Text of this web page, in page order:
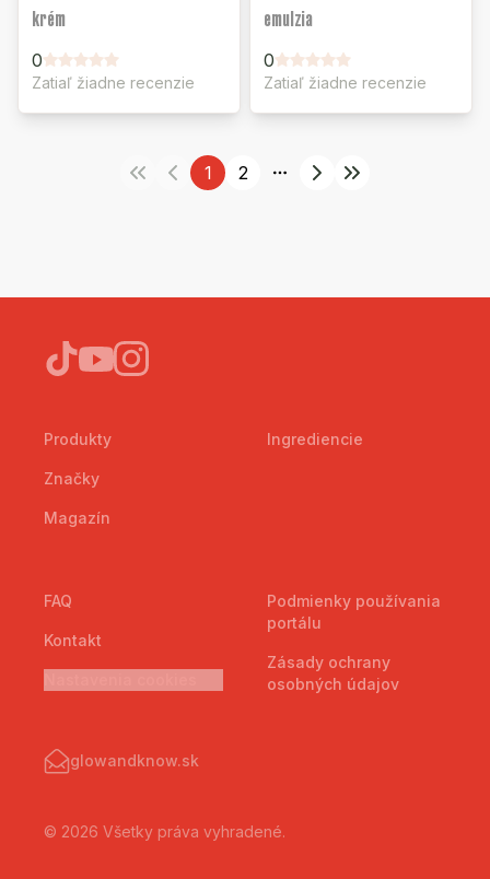
krém
0
Zatiaľ žiadne recenzie
emulzia
0
Zatiaľ žiadne recenzie
1 2
More pages
Produkty
Značky
Magazín
Ingrediencie
FAQ
Kontakt
Podmienky používania
portálu
Zásady ochrany
osobných údajov
glowandknow.sk
© 2026 Všetky práva vyhradené.